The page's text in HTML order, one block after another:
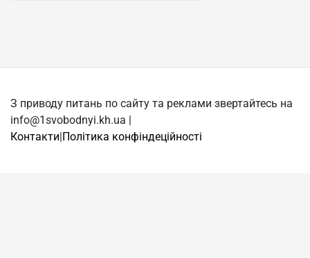
З приводу питань по сайту та реклами звертайтесь на
info@1svobodnyi.kh.ua |
Контакти Політика конфіндеційності